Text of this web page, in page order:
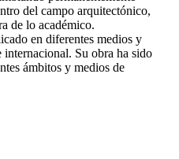
del campo arquitectónico,
de lo académico.
en diferentes medios y
Su obra ha sido
ámbitos y medios de